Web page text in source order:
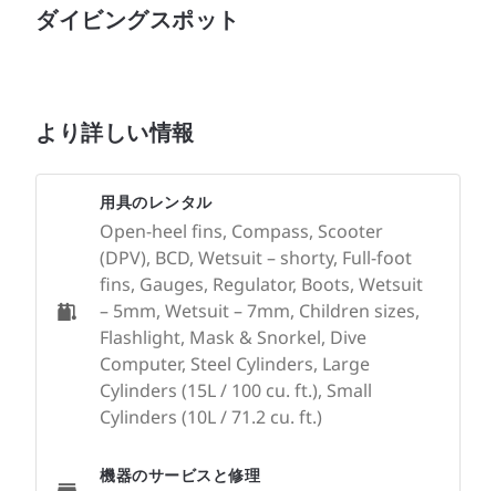
ダイビングスポット
より詳しい情報
用具のレンタル
Open-heel fins, Compass, Scooter
(DPV), BCD, Wetsuit – shorty, Full-foot
fins, Gauges, Regulator, Boots, Wetsuit
– 5mm, Wetsuit – 7mm, Children sizes,
Flashlight, Mask & Snorkel, Dive
Computer, Steel Cylinders, Large
Cylinders (15L / 100 cu. ft.), Small
Cylinders (10L / 71.2 cu. ft.)
機器のサービスと修理